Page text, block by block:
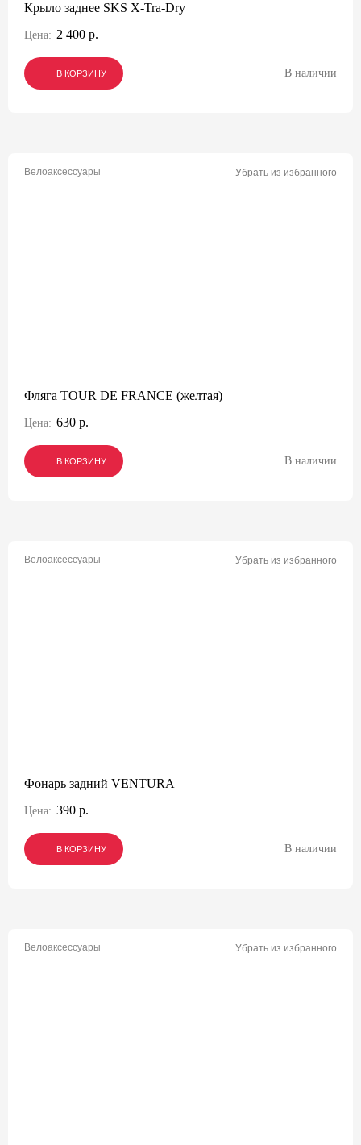
Крыло заднее SKS X-Tra-Dry
Цена: 2 400 р.
В КОРЗИНУ
В КОРЗИНУ
В КОРЗИНУ В наличии
Велоаксессуары Убрать из избранного
Фляга TOUR DE FRANCE (желтая)
Цена: 630 р.
В КОРЗИНУ
В КОРЗИНУ
В КОРЗИНУ В наличии
Велоаксессуары Убрать из избранного
Фонарь задний VENTURA
Цена: 390 р.
В КОРЗИНУ
В КОРЗИНУ
В КОРЗИНУ В наличии
Велоаксессуары Убрать из избранного